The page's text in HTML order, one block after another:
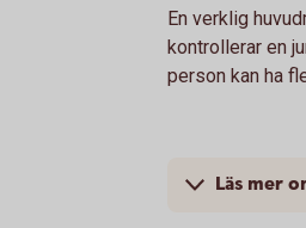
En verklig
kontrollerar en
person kan ha
Läs mer